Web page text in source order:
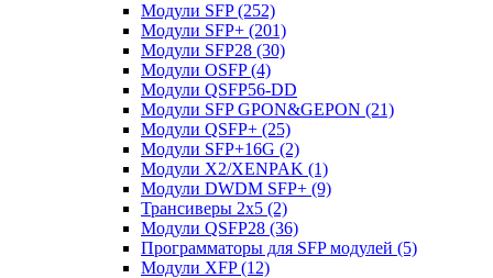
Модули SFP(252)
Модули SFP+ (201)
Модули SFP28 (30)
Модули OSFP(4)
Модули QSFP56-DD
Модули SFP GPON&GEPON (21)
Модули QSFP+ (25)
Модули SFP+16G (2)
Модули X2/XENPAK (1)
Модули DWDM SFP+ (9)
Трансиверы 2x5 (2)
Модули QSFP28 (36)
Программаторы для SFP модулей (5)
Модули XFP(12)